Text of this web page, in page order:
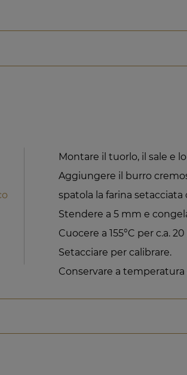
Montare il tuorlo, il sale e
Aggiungere il burro
spatola la farina setacciata
Stendere a 5 mm e
Cuocere a 155°C per c.a.
Setacciare per calibrare.
Conservare a